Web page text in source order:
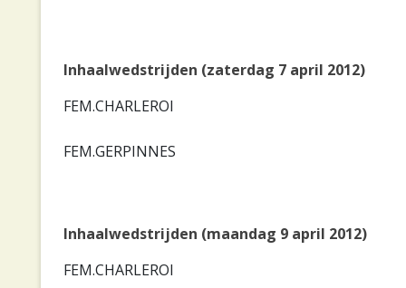
Inhaalwedstrijden (zaterdag 7 april 2012)
FEM.CHARLEROI
FEM.GERPINNES
Inhaalwedstrijden (maandag 9 april 2012)
FEM.CHARLEROI